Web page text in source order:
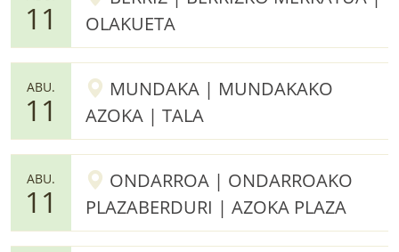
11
OLAKUETA
ABU.
11
MUNDAKA | MUNDAKAKO
AZOKA | TALA
ABU.
11
ONDARROA | ONDARROAKO
PLAZABERDURI | AZOKA PLAZA